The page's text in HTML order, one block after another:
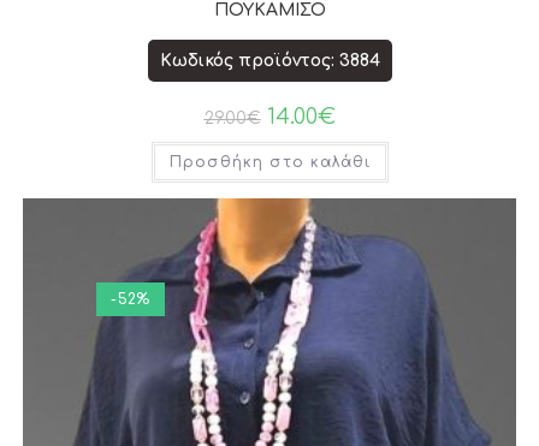
ΠΟΥΚΑΜΙΣΟ
Κωδικός προϊόντος: 3884
29.00€ 14.00€
Προσθήκη στο καλάθι
-52%